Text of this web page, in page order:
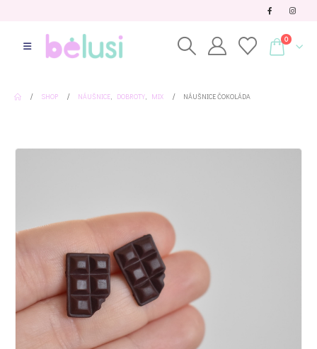
0
SHOP NÁUŠNICE, DOBROTY, MIX NÁUŠNICE ČOKOLÁDA